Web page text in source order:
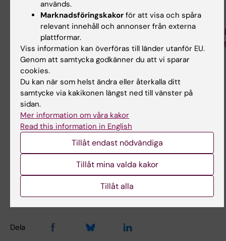
C. (2025).Characterizing the Relationship
Between the Intelligibility in Context Scale and
Transcription Intelligibility in Typically
English-Speaking Children Between Ages 2;6
9;11.
American Journal of Speech-Language
Pathology
2892.https://doi.org/10.1044/2025_AJSLP-24-
00530
Logopedi
Innehållsgranskare:
Dela
används.
Marknadsföringskakor för att visa och spåra
relevant innehåll och annonser från externa
plattformar.
Viss information kan överföras till länder utanför EU.
Genom att samtycka godkänner du att vi sparar
cookies.
Du kan när som helst ändra eller återkalla ditt
samtycke via kakikonen längst ned till vänster på
sidan.
Mer information om våra kakor
Read this information in English
Tillåt endast nödvändiga
Tillåt mina valda kakor
Tillåt alla